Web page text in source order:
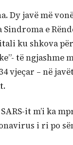
Dy javë më
e
ku shkova
të ngjashme
vjeçar – në
it m’i ka
i ri po